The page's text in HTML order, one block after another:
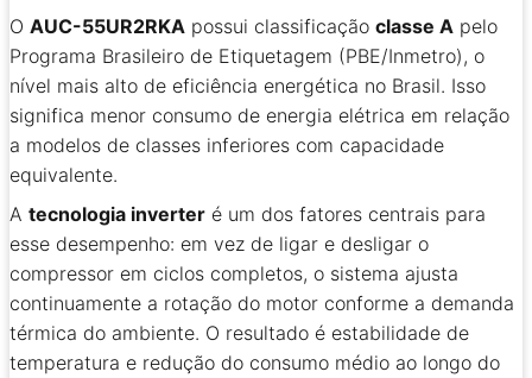
O AUC-55UR2RKA possui classificação classe A pelo
Programa Brasileiro de Etiquetagem (PBE/Inmetro), o
nível mais alto de eficiência energética no Brasil. Isso
significa menor consumo de energia elétrica em relação
a modelos de classes inferiores com capacidade
equivalente.
A tecnologia inverter é um dos fatores centrais para
esse desempenho: em vez de ligar e desligar o
compressor em ciclos completos, o sistema ajusta
continuamente a rotação do motor conforme a demanda
térmica do ambiente. O resultado é estabilidade de
temperatura e redução do consumo médio ao longo do